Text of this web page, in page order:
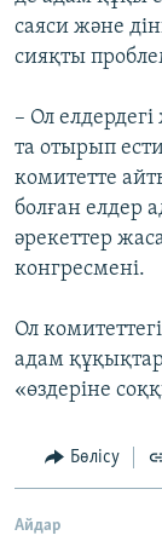
саяси және
сияқты
– Ол
та отырып
комитетте
болған елдер
әрекеттер
конгресмені.
Ол
адам
«өздеріне
Бөлісу
Айдар